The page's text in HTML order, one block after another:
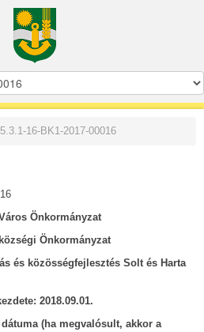
16-BK1-2017-00016
Önkormányzat
Önkormányzat
és közösségfejlesztés Solt és Harta
2018.09.01.
(ha megvalósult, akkor a